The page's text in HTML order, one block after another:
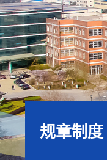
规章制度